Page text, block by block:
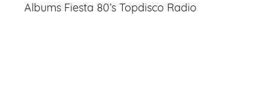
Albums Fiesta 80’s Topdisco Radio